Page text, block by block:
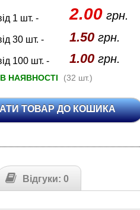
1 шт. - 2.00грн.
30 шт. - 1.50грн.
100 шт. - 1.00грн.
В НАЯВНОСТІ (32 шт.)
ТОВАР ДО КОШИКА
Відгуки: 0